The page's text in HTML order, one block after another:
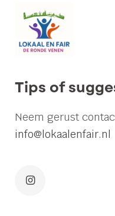
Fair
vindt
Ringdijk
Wilnis
een
idee
Tips of
Neem gerust
info@lokaalenfair.nl